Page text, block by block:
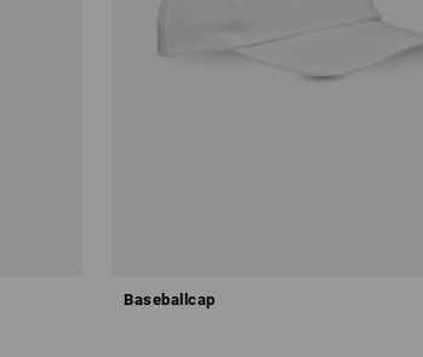
Baseballcap